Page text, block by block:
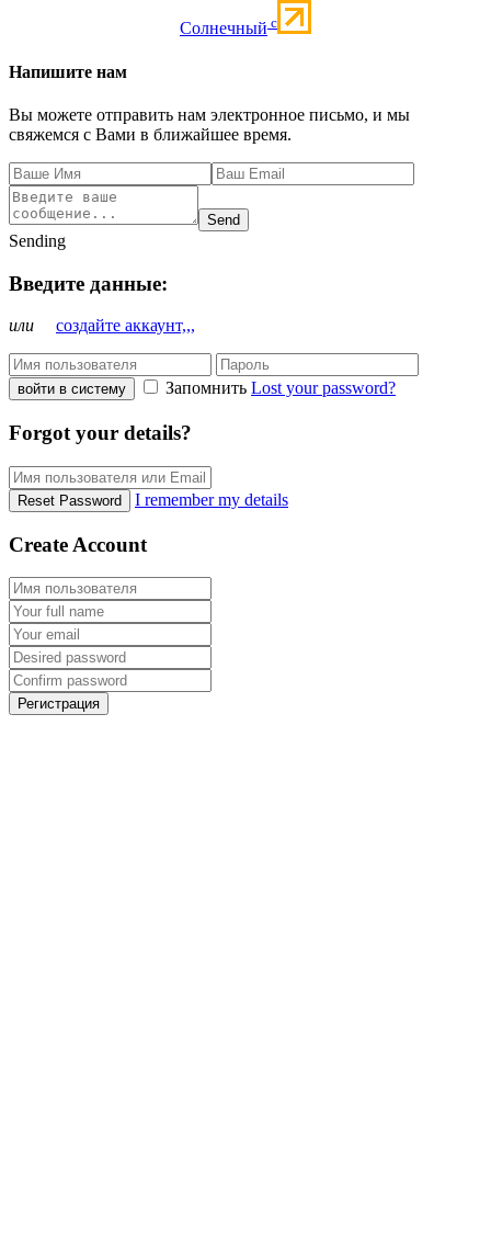
Солнечный c
Напишите нам
Вы можете отправить нам электронное письмо, и мы
свяжемся с Вами в ближайшее время.
Send
Sending
Введите данные:
или создайте аккаунт,,,
войти в систему Запомнить Lost your password?
Forgot your details?
Reset Password I remember my details
Create Account
Регистрация